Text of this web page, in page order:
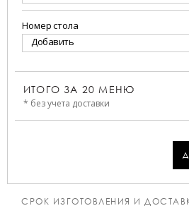
Номер стола
Добавить
ИТОГО ЗА 20 МЕНЮ
* без учета доставки
СРОК ИЗГОТОВЛЕНИЯ И